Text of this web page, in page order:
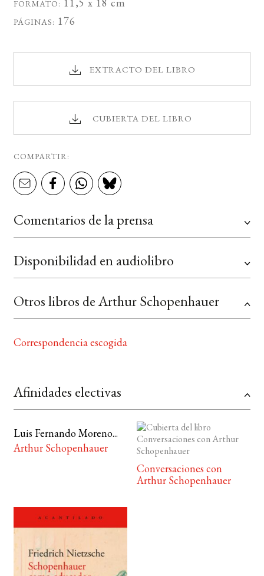
FORMATO:
PÁGINAS: 176
EXTRACTO DEL LIBRO
CUBIERTA DEL LIBRO
COMPARTIR:
Comentarios de la prensa
Disponibilidad en audiolibro
Otros libros de Arthur Schopenhauer
Correspondencia escogida
Afinidades electivas
Luis Fernando Moreno...
Arthur Schopenhauer
Conversaciones con
Arthur Schopenhauer